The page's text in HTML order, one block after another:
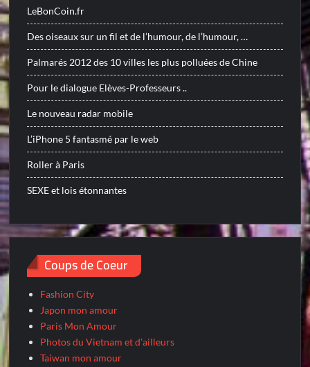
LeBonCoin.fr
Des oiseaux sur un fil et de l’humour, de l’humour, …
Palmarés 2012 des 10 villes les plus polluées de Chine
Pour le dialogue Elèves-Professeurs ..
Le nouveau radar mobile
L’iPhone 5 fantasmé par le web
Roller à Paris
SEXE et lois étonnantes
Coups de Coeur
Fashion City
Japon mon amour
Paris Mon Amour
Photos du Vietnam et d'ailleurs
Taiwan mon amour